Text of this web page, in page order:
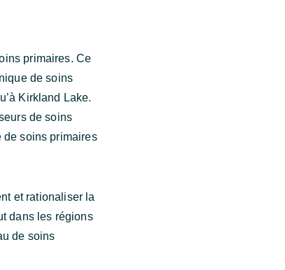
primaires. Ce
de soins
Kirkland Lake.
de soins
de soins primaires
et rationaliser la
dans les régions
de soins